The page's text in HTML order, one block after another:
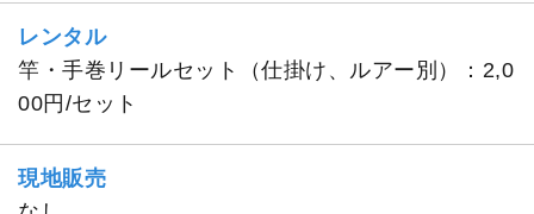
レンタル
竿・手巻リールセット（仕掛け、ルアー別）：2,0
00円/セット
現地販売